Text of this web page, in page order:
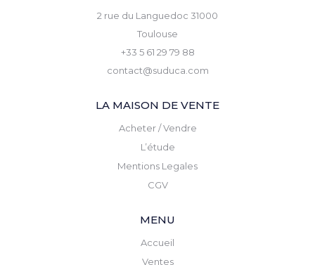
2 rue du Languedoc 31000
Toulouse
+33 5 61 29 79 88
contact@suduca.com
LA MAISON DE VENTE
Acheter / Vendre
L’étude
Mentions Legales
CGV
MENU
Accueil
Ventes